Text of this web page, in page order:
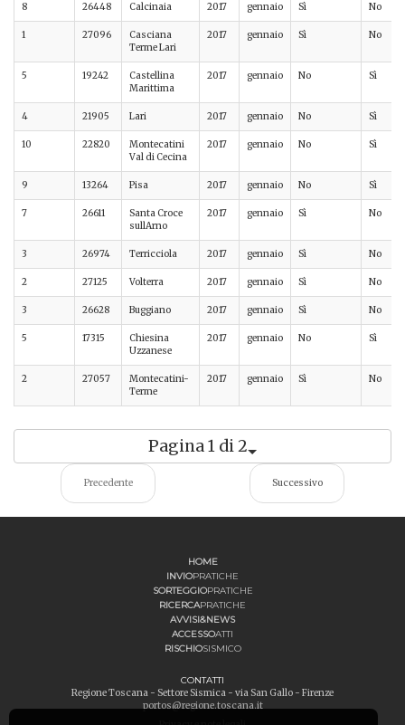
8 26448 Calcinaia 2017 gennaio Sì No
1 27096
Casciana
Terme Lari
2017 gennaio Sì No
5 19242
Castellina
Marittima
2017 gennaio No Sì
4 21905 Lari 2017 gennaio No Sì
10 22820
Montecatini
Val di Cecina
2017 gennaio No Sì
9 13264 Pisa 2017 gennaio No Sì
7 26611
Santa Croce
sullArno
2017 gennaio Sì No
3 26974 Terricciola 2017 gennaio Sì No
2 27125 Volterra 2017 gennaio Sì No
3 26628 Buggiano 2017 gennaio Sì No
5 17315
Chiesina
Uzzanese
2017 gennaio No Sì
2 27057
Montecatini-
Terme
2017 gennaio Sì No
Pagina 1 di 2
Precedente Successivo
HOME
INVIOPRATICHE
SORTEGGIOPRATICHE
RICERCAPRATICHE
AVVISI&NEWS
ACCESSOATTI
RISCHIOSISMICO
CONTATTI
Regione Toscana - Settore Sismica - via San Gallo - Firenze
portos@regione.toscana.it